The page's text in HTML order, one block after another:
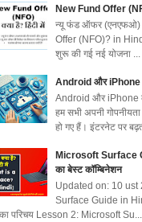
New Fund Offer
न्यू फंड ऑफर (एनएफओ)
Offer (NFO)? in
शुरू की गई नई योजना ...
Android और iPhone
Android और iPhone
हम सभी अपनी
हो गए हैं। इंटरनेट पर
Microsoft Surface
का बेस्ट कॉम्बिनेशन
Updated on: 10
Surface Guide in
का परिचय Lesson 2: Microsoft Su...